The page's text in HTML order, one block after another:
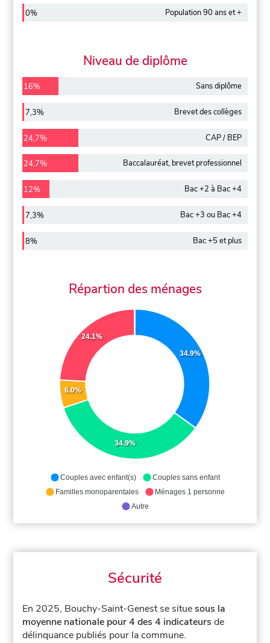
0% Population 90 ans et +
Niveau de diplôme
16% Sans diplôme
7,3% Brevet des collèges
24,7% CAP / BEP
24,7% Baccalauréat, brevet professionnel
12% Bac +2 à Bac +4
7,3% Bac +3 ou Bac +4
8% Bac +5 et plus
Répartion des ménages
34.9%
34.9%
6.0%
24.1%
Couples avec enfant(s)
Couples sans enfant
Familles monoparentales
Ménages 1 personne
Autre
Sécurité
En 2025, Bouchy-Saint-Genest se situesous la
moyenne nationale pour 4 des 4 indicateurs de
délinquance publiés pour la commune.